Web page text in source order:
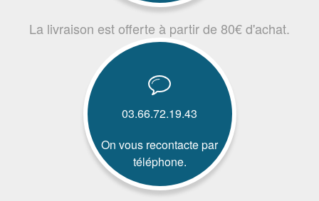
La livraison est offerte à partir de 80€ d'achat.
03.66.72.19.43
On vous recontacte par
téléphone.